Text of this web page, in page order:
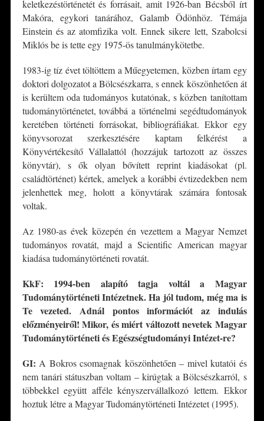
keletkezéstörténetét és forrásait, amit 1926-ban Bécsből írt
Makóra, egykori tanárához, Galamb Ödönhöz. Témája
Einstein és az atomfizika volt. Ennek sikere lett, Szabolcsi
Miklós be is tette egy 1975-ös tanulmánykötetbe.
1983-ig tíz évet töltöttem a Műegyetemen, közben írtam egy
doktori dolgozatot a Bölcsészkarra, s ennek köszönhetően át
is kerültem oda tudományos kutatónak, s közben tanítottam
tudománytörténetet, továbbá a történelmi segédtudományok
keretében történeti forrásokat, bibliográfiákat. Ekkor egy
könyvsorozat szerkesztésére kaptam felkérést a
Könyvértékesítő Vállalattól (hozzájuk tartozott az összes
könyvtár), s ők olyan bővített reprint kiadásokat (pl.
családtörténet) kértek, amelyek a korábbi évtizedekben nem
jelenhettek meg, holott a könyvtárak számára fontosak
voltak.
Az 1980-as évek közepén én vezettem a Magyar Nemzet
tudományos rovatát, majd a Scientific American magyar
kiadása tudománytörténeti rovatát.
KkF: 1994-ben alapító tagja voltál a Magyar
Tudománytörténeti Intézetnek. Ha jól tudom, még ma is
Te vezeted. Adnál pontos információt az indulás
előzményeiről! Mikor, és miért változott nevetek Magyar
Tudománytörténeti és Egészségtudományi Intézet-re?
GI: A Bokros csomagnak köszönhetően – mivel kutatói és
nem tanári státuszban voltam – kirúgtak a Bölcsészkarról, s
többekkel együtt afféle kényszervállalkozó lettem. Ekkor
hoztuk létre a Magyar Tudománytörténeti Intézetet (1995).